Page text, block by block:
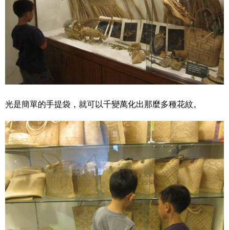
光是簡單的手提袋，就可以千變萬化出那麼多種花紋。